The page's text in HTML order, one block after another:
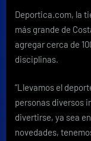
Deportica.com, la
más grande de
agregar cerca de
disciplinas.
“Llevamos el
personas diversos
divertirse, ya sea
novedades,